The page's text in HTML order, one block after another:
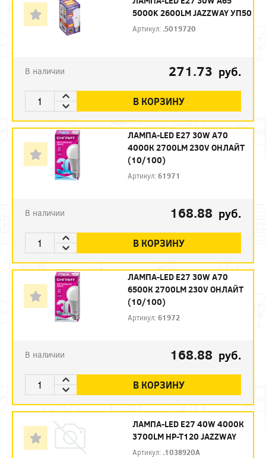
5000K 2600LM JAZZWAY УП50
Артикул: .5019720
В наличии 271.73 руб.
В КОРЗИНУ
ЛАМПА-LED E27 30W A70
4000К 2700LM 230V ОНЛАЙТ
(10/100)
Артикул:61971
В наличии 168.88 руб.
В КОРЗИНУ
ЛАМПА-LED E27 30W A70
6500К 2700LM 230V ОНЛАЙТ
(10/100)
Артикул:61972
В наличии 168.88 руб.
В КОРЗИНУ
ЛАМПА-LED E27 40W 4000К
3700LM HP-T120 JAZZWAY
Артикул: .1038920A